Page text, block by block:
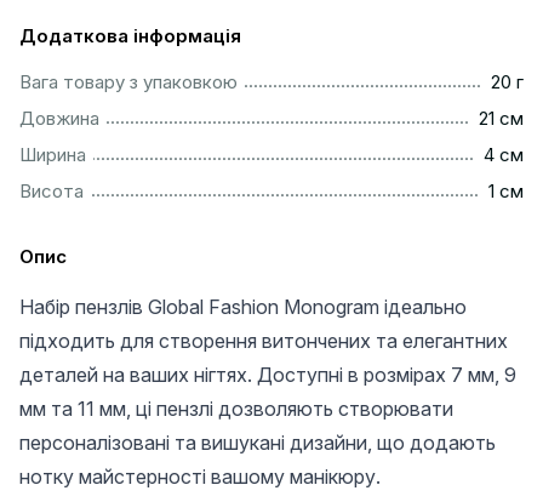
Додаткова інформація
Вага товару з упаковкою
20 г
Довжина
21 см
Ширина
4 см
Висота
1 см
Опис
Набір пензлів Global Fashion Monogram ідеально
підходить для створення витончених та елегантних
деталей на ваших нігтях. Доступні в розмірах 7 мм, 9
мм та 11 мм, ці пензлі дозволяють створювати
персоналізовані та вишукані дизайни, що додають
нотку майстерності вашому манікюру.